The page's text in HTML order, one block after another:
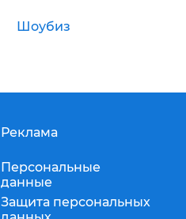
Шоубиз
Реклама
Персональные
данные
Защита персональных